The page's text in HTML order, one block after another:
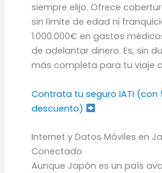
siempre elijo. Ofrece
sin límite de edad ni
1.000.000€ en gastos
de adelantar dinero. Es, sin
más completa para tu viaje
Contrata tu seguro IATI (con
descuento)
Internet y Datos Móviles en
Conectado
Aunque Japón es un país